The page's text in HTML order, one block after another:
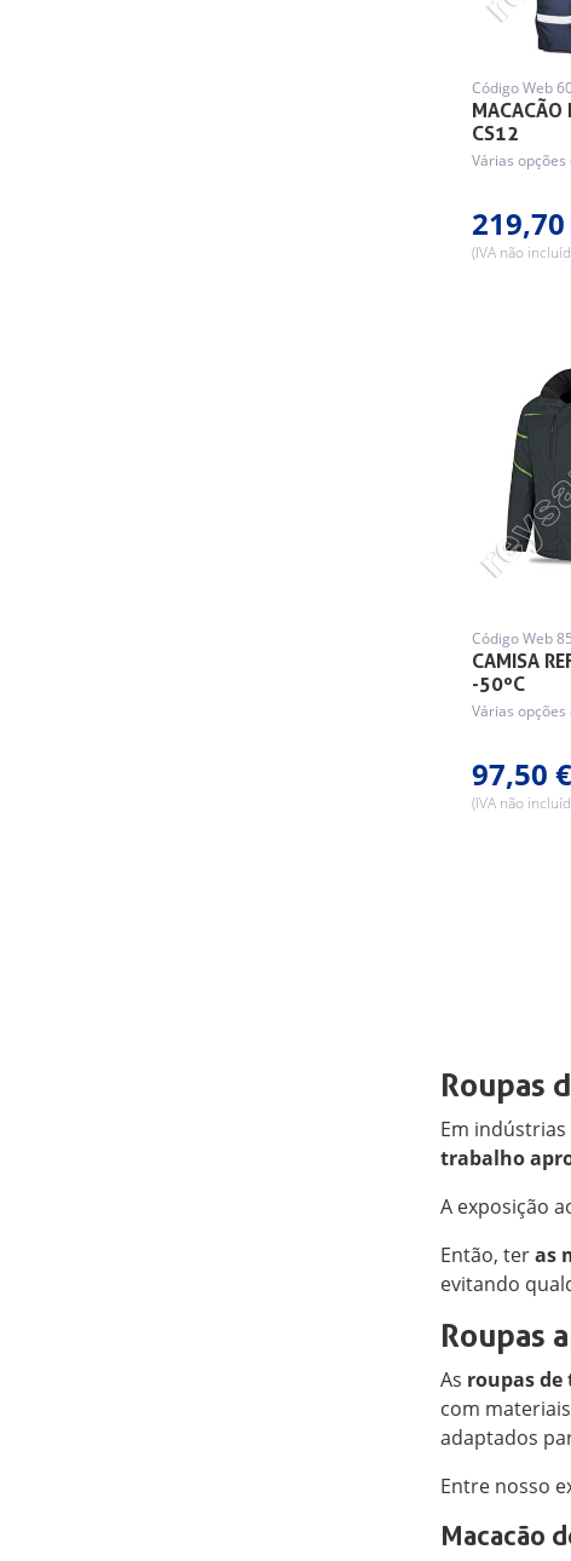
MACACÃO
CS12
Código Web
Várias opções
(IVA não
CAMISA
-50ºC
Código Web
Várias opções
97,50 €
(IVA não
Roupas
Em
trabalho
A exposição
Então, teras
evitando
Roupas
As roupas
com
adaptados
Entre nosso
Macacão